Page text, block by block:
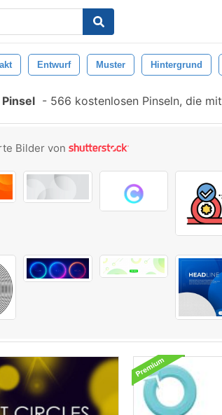
Entwurf Muster Hintergrund
- 566 kostenlosen Pinseln, die mit
Bilder von